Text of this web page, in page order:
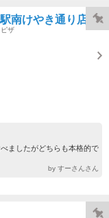
南けやき通り店
ザ
ましたがどちらも本格的で
by すーさんさん